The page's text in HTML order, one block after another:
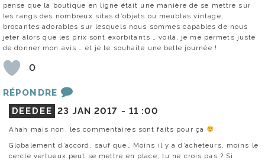
pense que la boutique en ligne était une manière de se mettre sur
les rangs des nombreux sites d’objets ou meubles vintage,
brocantes adorables sur lesquels nous sommes capables de nous
jeter alors que les prix sont exorbitants … voilà, je me permets juste
de donner mon avis … et je te souhaite une belle journée !
0
RÉPONDRE
DEEDEE 23 JAN 2017 - 11 :00
Ahah mais non, les commentaires sont faits pour ça
Globalement d’accord, sauf que… Moins il y a d’acheteurs, moins le
cercle vertueux peut se mettre en place, tu ne crois pas ? Si